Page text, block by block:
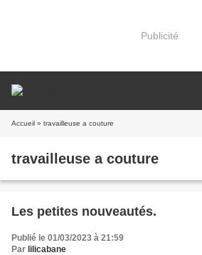
Publicité
Accueil » travailleuse a couture
travailleuse a couture
Les petites nouveautés.
Publié le 01/03/2023 à 21:59
Par lilicabane